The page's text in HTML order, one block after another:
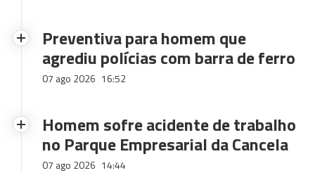
Preventiva para homem que
agrediu polícias com barra de ferro
07 ago 2026 16:52
Homem sofre acidente de trabalho
no Parque Empresarial da Cancela
07 ago 2026 14:44